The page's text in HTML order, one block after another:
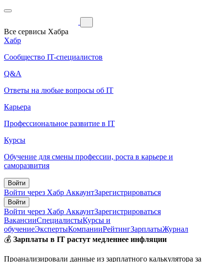
Все сервисы Хабра
Хабр
Сообщество IT-специалистов
Q&A
Ответы на любые вопросы об IT
Карьера
Профессиональное развитие в IT
Курсы
Обучение для смены профессии, роста в карьере и
саморазвития
Войти
Войти через Хабр АккаунтЗарегистрироваться
Войти
Войти через Хабр АккаунтЗарегистрироваться
ВакансииСпециалистыКурсы и
обучениеЭкспертыКомпанииРейтингЗарплатыЖурнал
💰 Зарплаты в IT растут медленнее инфляции
Проанализировали данные из зарплатного калькулятора за